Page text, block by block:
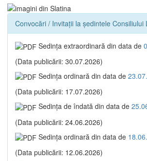
Convocări / Invitaţii la ședintele Consiliului
Sedinţa extraordinară din data de
(Data publicării: 30.07.2026)
Sedinţa ordinară din data de
(Data publicării: 17.07.2026)
Sedinţa de îndată din data de
(Data publicării: 24.06.2026)
Sedinţa ordinară din data de
(Data publicării: 12.06.2026)